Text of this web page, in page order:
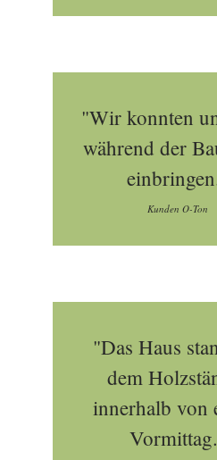
"Wir konnten
während der
Kunden O-Ton
"Das Haus
dem
innerhalb von